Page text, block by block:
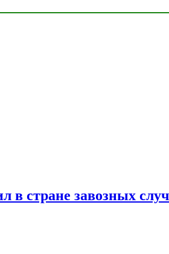
в стране завозных